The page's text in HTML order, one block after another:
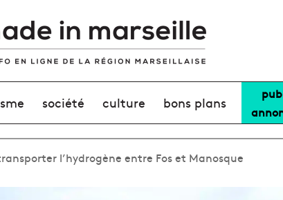
société culture bons plans
l’hydrogène entre Fos et Manosque